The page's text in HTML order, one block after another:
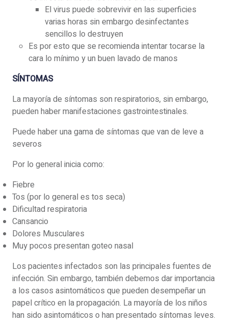
El virus puede sobrevivir en las superficies
varias horas sin embargo desinfectantes
sencillos lo destruyen
Es por esto que se recomienda intentar tocarse la
cara lo mínimo y un buen lavado de manos
SÍNTOMAS
La mayoría de síntomas son respiratorios, sin embargo,
pueden haber manifestaciones gastrointestinales.
Puede haber una gama de síntomas que van de leve a
severos
Por lo general inicia como:
Fiebre
Tos (por lo general es tos seca)
Dificultad respiratoria
Cansancio
Dolores Musculares
Muy pocos presentan goteo nasal
Los pacientes infectados son las principales fuentes de
infección. Sin embargo, también debemos dar importancia
a los casos asintomáticos que pueden desempeñar un
papel crítico en la propagación. La mayoría de los niños
han sido asintomáticos o han presentado síntomas leves.